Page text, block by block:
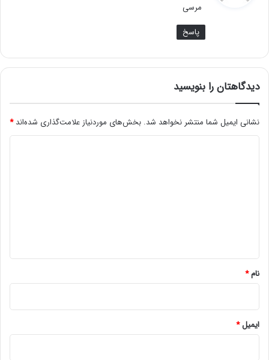
مرسی
پاسخ
دیدگاهتان را بنویسید
نشانی ایمیل شما منتشر نخواهد شد. بخش‌های موردنیاز علامت‌گذاری شده‌اند*
نام*
ایمیل*